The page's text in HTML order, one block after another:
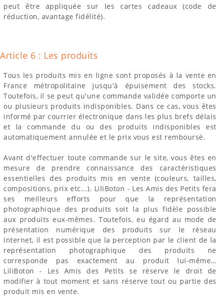
peut être appliquée sur les cartes cadeaux (code de
réduction, avantage fidélité).
Article 6 : Les produits
Tous les produits mis en ligne sont proposés à la vente en
France métropolitaine jusqu'à épuisement des stocks.
Toutefois, il se peut qu'une commande validée comporte un
ou plusieurs produits indisponibles. Dans ce cas, vous êtes
informé par courrier électronique dans les plus brefs délais
et la commande du ou des produits indisponibles est
automatiquement annulée et le prix vous est remboursé.
Avant d'effectuer toute commande sur le site, vous êtes en
mesure de prendre connaissance des caractéristiques
essentielles des produits mis en vente (couleurs, tailles,
compositions, prix etc...). LiliBoton - Les Amis des Petits fera
ses meilleurs efforts pour que la représentation
photographique des produits soit la plus fidèle possible
aux produits eux-mêmes. Toutefois, eu égard au mode de
présentation numérique des produits sur le réseau
Internet, il est possible que la perception par le client de la
représentation photographique des produits ne
corresponde pas exactement au produit lui-même…
LiliBoton - Les Amis des Petits se réserve le droit de
modifier à tout moment et sans réserve tout ou partie des
produit mis en vente.